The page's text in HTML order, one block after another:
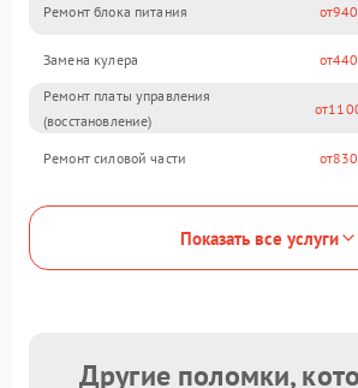
Ремонт блока питания 940
Замена кулера 440
Ремонт платы управления
(восстановление)
Ремонт силовой части 830
Показать все услуги
Другие поломки,